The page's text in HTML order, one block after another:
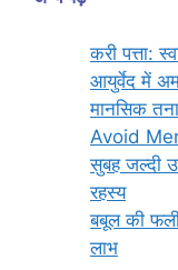
करी पत्ता:
आयुर्वेद में
मानसिक
Avoid
सुबह जल्दी
रहस्य
बबूल की
लाभ